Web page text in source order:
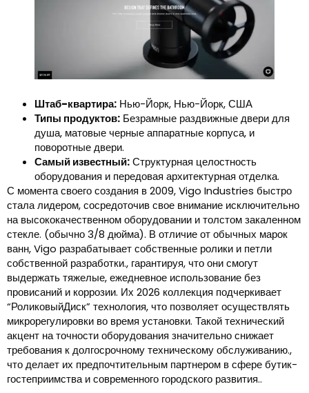
Штаб-квартира: Нью-Йорк, Нью-Йорк, США
Типы продуктов: Безрамные раздвижные двери для
душа, матовые черные аппаратные корпуса, и
поворотные двери.
Самый известный:Структурная целостность
оборудования и передовая архитектурная отделка.
С момента своего создания в 2009, Vigo Industries быстро
стала лидером, сосредоточив свое внимание исключительно
на высококачественном оборудовании и толстом закаленном
стекле. (обычно 3/8 дюйма). В отличие от обычных марок
ванн, Vigo разрабатывает собственные ролики и петли
собственной разработки., гарантируя, что они смогут
выдержать тяжелые, ежедневное использование без
провисаний и коррозии. Их 2026 коллекция подчеркивает
“РоликовыйДиск” технология, что позволяет осуществлять
микрорегулировки во время установки. Такой технический
акцент на точности оборудования значительно снижает
требования к долгосрочному техническому обслуживанию.,
что делает их предпочтительным партнером в сфере бутик-
гостеприимства и современного городского развития..